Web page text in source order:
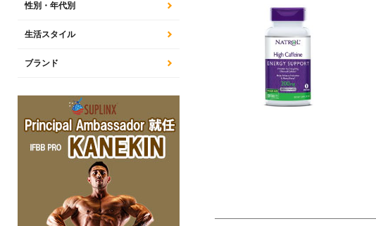
性別・年代別
生活スタイル
ブランド